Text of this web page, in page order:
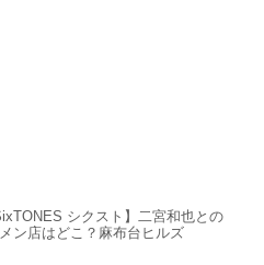
シクスト】二宮和也との
ン店はどこ？麻布台ヒルズ